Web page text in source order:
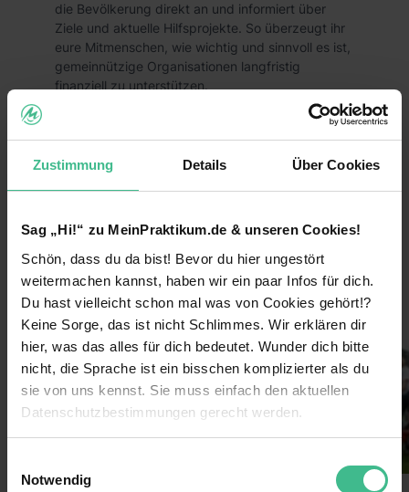
Zustimmung Details Über Cookies
Sag „Hi!“ zu MeinPraktikum.de & unseren Cookies!
Schön, dass du da bist! Bevor du hier ungestört
weitermachen kannst, haben wir ein paar Infos für dich.
Du hast vielleicht schon mal was von Cookies gehört!?
Keine Sorge, das ist nicht Schlimmes. Wir erklären dir
hier, was das alles für dich bedeutet. Wunder dich bitte
nicht, die Sprache ist ein bisschen komplizierter als du
sie von uns kennst. Sie muss einfach den aktuellen
Datenschutzbestimmungen gerecht werden.
Notwendig
die Bevölkerung direkt an und informiert über
Ziele und aktuelle Hilfsprojekte. So überzeugt ihr
eure Mitmenschen, wie wichtig und sinnvoll es ist,
gemeinnützige Organisationen langfristig
finanziell zu unterstützen.
Das heißt, du trägst durch dein Praktikum aktiv
dazu bei, dass großartige Hilfsprojekte zum
Schutz von Mensch, Tier und Umwelt nachhaltig
umgesetzt werden können!
Deutschlands größte Städte für dich!
Lerne coole neue Leute kennen und arbeite im
Verdiene 600€/Woche
Sichere dir darüber hinaus Prämien durch deine
Lass dich von uns coachen & erhalte nach
weiterlesen
Bilder